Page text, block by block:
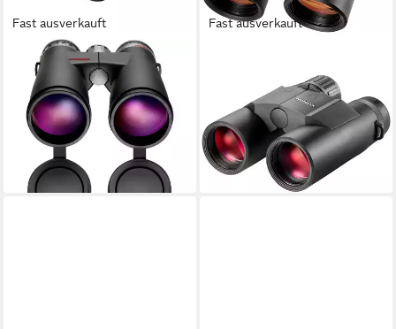
Fast ausverkauft
MINOX
Fernglas X-Universal 10x50
Fernglas
433,99 € UVP
510,00 €
15,57 €mtl. in 36 Raten
lieferbar - in 2-3 Werktagen bei dir
Fast ausverkauft
Entfernungsmesser X-range
10x42 Fernglas
699,00 €
20,29 €
mtl. in 48 Raten
lieferbar - in 2-3 Werktagen bei dir